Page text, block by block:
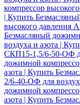
компрессор
| Купить
высокого
Безмасляный
воздуха и азота |
СКП15-1,5/6-50-ОФ
дожимной
азота | Купить
2/6-40-ОФ для
дожимной
азота | Купить